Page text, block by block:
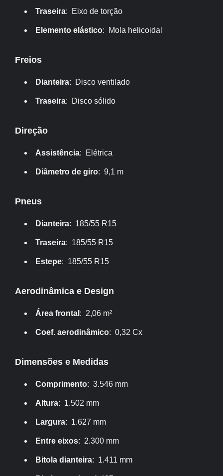
Traseira: Eixo de torção
Elemento elástico: Mola helicoidal
Freios
Dianteira: Disco ventilado
Traseira: Disco sólido
Direção
Assistência: Elétrica
Diâmetro de giro: 9,1 m
Pneus
Dianteira: 185/55 R15
Traseira: 185/55 R15
Estepe: 185/55 R15
Aerodinâmica e Design
Área frontal : 2,06 m²
Coef. aerodinâmico: 0,32 Cx
Dimensões e Medidas
Comprimento: 3.546 mm
Altura: 1.502 mm
Largura: 1.627 mm
Entre eixos: 2.300 mm
Bitola dianteira: 1.411 mm